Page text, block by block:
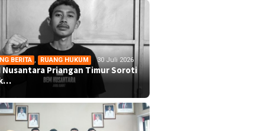
BERITA , RUANG HUKUM 30 Juli 2026
Nusantara Priangan Timur Soroti